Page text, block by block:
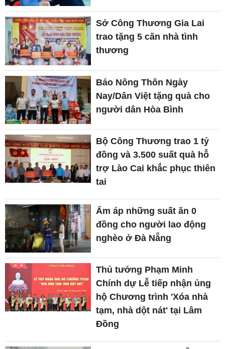
Sở Công Thương Gia Lai
trao tặng 5 căn nhà tình
thương
Báo Nông Thôn Ngày
Nay/Dân Việt tặng quà cho
người dân Hòa Bình
Bộ Công Thương trao 1 tỷ
đồng và 3.500 suất quà hỗ
trợ Lào Cai khắc phục thiên
tai
Ấm áp những suất ăn 0
đồng cho người lao động
nghèo ở Đà Nẵng
Thủ tướng Phạm Minh
Chính dự Lễ tiếp nhận ủng
hộ Chương trình 'Xóa nhà
tạm, nhà dột nát' tại Lâm
Đồng